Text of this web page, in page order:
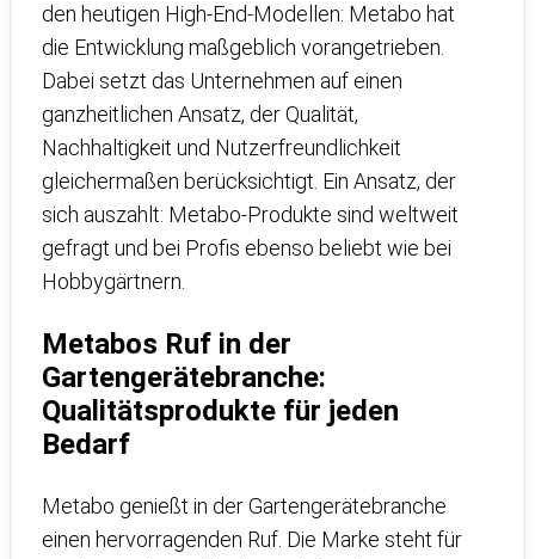
den heutigen High-End-Modellen: Metabo hat
die Entwicklung maßgeblich vorangetrieben.
Dabei setzt das Unternehmen auf einen
ganzheitlichen Ansatz, der Qualität,
Nachhaltigkeit und Nutzerfreundlichkeit
gleichermaßen berücksichtigt. Ein Ansatz, der
sich auszahlt: Metabo-Produkte sind weltweit
gefragt und bei Profis ebenso beliebt wie bei
Hobbygärtnern.
Metabos Ruf in der
Gartengerätebranche:
Qualitätsprodukte für jeden
Bedarf
Metabo genießt in der Gartengerätebranche
einen hervorragenden Ruf. Die Marke steht für